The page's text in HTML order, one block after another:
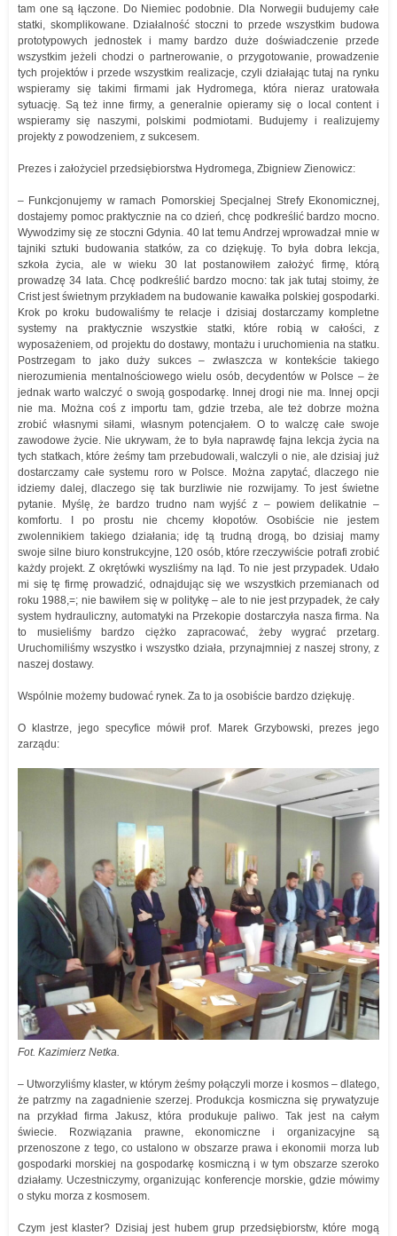
tam one są łączone. Do Niemiec podobnie. Dla Norwegii budujemy całe
statki, skomplikowane. Działalność stoczni to przede wszystkim budowa
prototypowych jednostek i mamy bardzo duże doświadczenie przede
wszystkim jeżeli chodzi o partnerowanie, o przygotowanie, prowadzenie
tych projektów i przede wszystkim realizacje, czyli działając tutaj na rynku
wspieramy się takimi firmami jak Hydromega, która nieraz uratowała
sytuację. Są też inne firmy, a generalnie opieramy się o local content i
wspieramy się naszymi, polskimi podmiotami. Budujemy i realizujemy
projekty z powodzeniem, z sukcesem.
Prezes i założyciel przedsiębiorstwa Hydromega, Zbigniew Zienowicz:
– Funkcjonujemy w ramach Pomorskiej Specjalnej Strefy Ekonomicznej,
dostajemy pomoc praktycznie na co dzień, chcę podkreślić bardzo mocno.
Wywodzimy się ze stoczni Gdynia. 40 lat temu Andrzej wprowadzał mnie w
tajniki sztuki budowania statków, za co dziękuję. To była dobra lekcja,
szkoła życia, ale w wieku 30 lat postanowiłem założyć firmę, którą
prowadzę 34 lata. Chcę podkreślić bardzo mocno: tak jak tutaj stoimy, że
Crist jest świetnym przykładem na budowanie kawałka polskiej gospodarki.
Krok po kroku budowaliśmy te relacje i dzisiaj dostarczamy kompletne
systemy na praktycznie wszystkie statki, które robią w całości, z
wyposażeniem, od projektu do dostawy, montażu i uruchomienia na statku.
Postrzegam to jako duży sukces – zwłaszcza w kontekście takiego
nierozumienia mentalnościowego wielu osób, decydentów w Polsce – że
jednak warto walczyć o swoją gospodarkę. Innej drogi nie ma. Innej opcji
nie ma. Można coś z importu tam, gdzie trzeba, ale też dobrze można
zrobić własnymi siłami, własnym potencjałem. O to walczę całe swoje
zawodowe życie. Nie ukrywam, że to była naprawdę fajna lekcja życia na
tych statkach, które żeśmy tam przebudowali, walczyli o nie, ale dzisiaj już
dostarczamy całe systemu roro w Polsce. Można zapytać, dlaczego nie
idziemy dalej, dlaczego się tak burzliwie nie rozwijamy. To jest świetne
pytanie. Myślę, że bardzo trudno nam wyjść z – powiem delikatnie –
komfortu. I po prostu nie chcemy kłopotów. Osobiście nie jestem
zwolennikiem takiego działania; idę tą trudną drogą, bo dzisiaj mamy
swoje silne biuro konstrukcyjne, 120 osób, które rzeczywiście potrafi zrobić
każdy projekt. Z okrętówki wyszliśmy na ląd. To nie jest przypadek. Udało
mi się tę firmę prowadzić, odnajdując się we wszystkich przemianach od
roku 1988,=; nie bawiłem się w politykę – ale to nie jest przypadek, że cały
system hydrauliczny, automatyki na Przekopie dostarczyła nasza firma. Na
to musieliśmy bardzo ciężko zapracować, żeby wygrać przetarg.
Uruchomiliśmy wszystko i wszystko działa, przynajmniej z naszej strony, z
naszej dostawy.
Wspólnie możemy budować rynek. Za to ja osobiście bardzo dziękuję.
O klastrze, jego specyfice mówił prof. Marek Grzybowski, prezes jego
zarządu:
Fot. Kazimierz Netka.
– Utworzyliśmy klaster, w którym żeśmy połączyli morze i kosmos – dlatego,
że patrzmy na zagadnienie szerzej. Produkcja kosmiczna się prywatyzuje
na przykład firma Jakusz, która produkuje paliwo. Tak jest na całym
świecie. Rozwiązania prawne, ekonomiczne i organizacyjne są
przenoszone z tego, co ustalono w obszarze prawa i ekonomii morza lub
gospodarki morskiej na gospodarkę kosmiczną i w tym obszarze szeroko
działamy. Uczestniczymy, organizując konferencje morskie, gdzie mówimy
o styku morza z kosmosem.
Czym jest klaster? Dzisiaj jest hubem grup przedsiębiorstw, które mogą